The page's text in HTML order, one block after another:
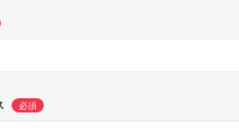
必須